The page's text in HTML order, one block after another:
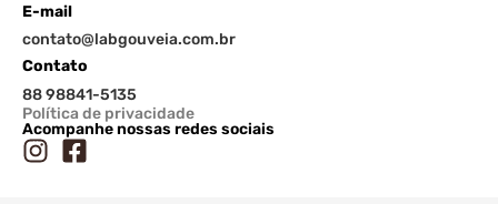
E-mail
contato@labgouveia.com.br
Contato
88 98841-5135
Política de privacidade
Acompanhe nossas redes sociais